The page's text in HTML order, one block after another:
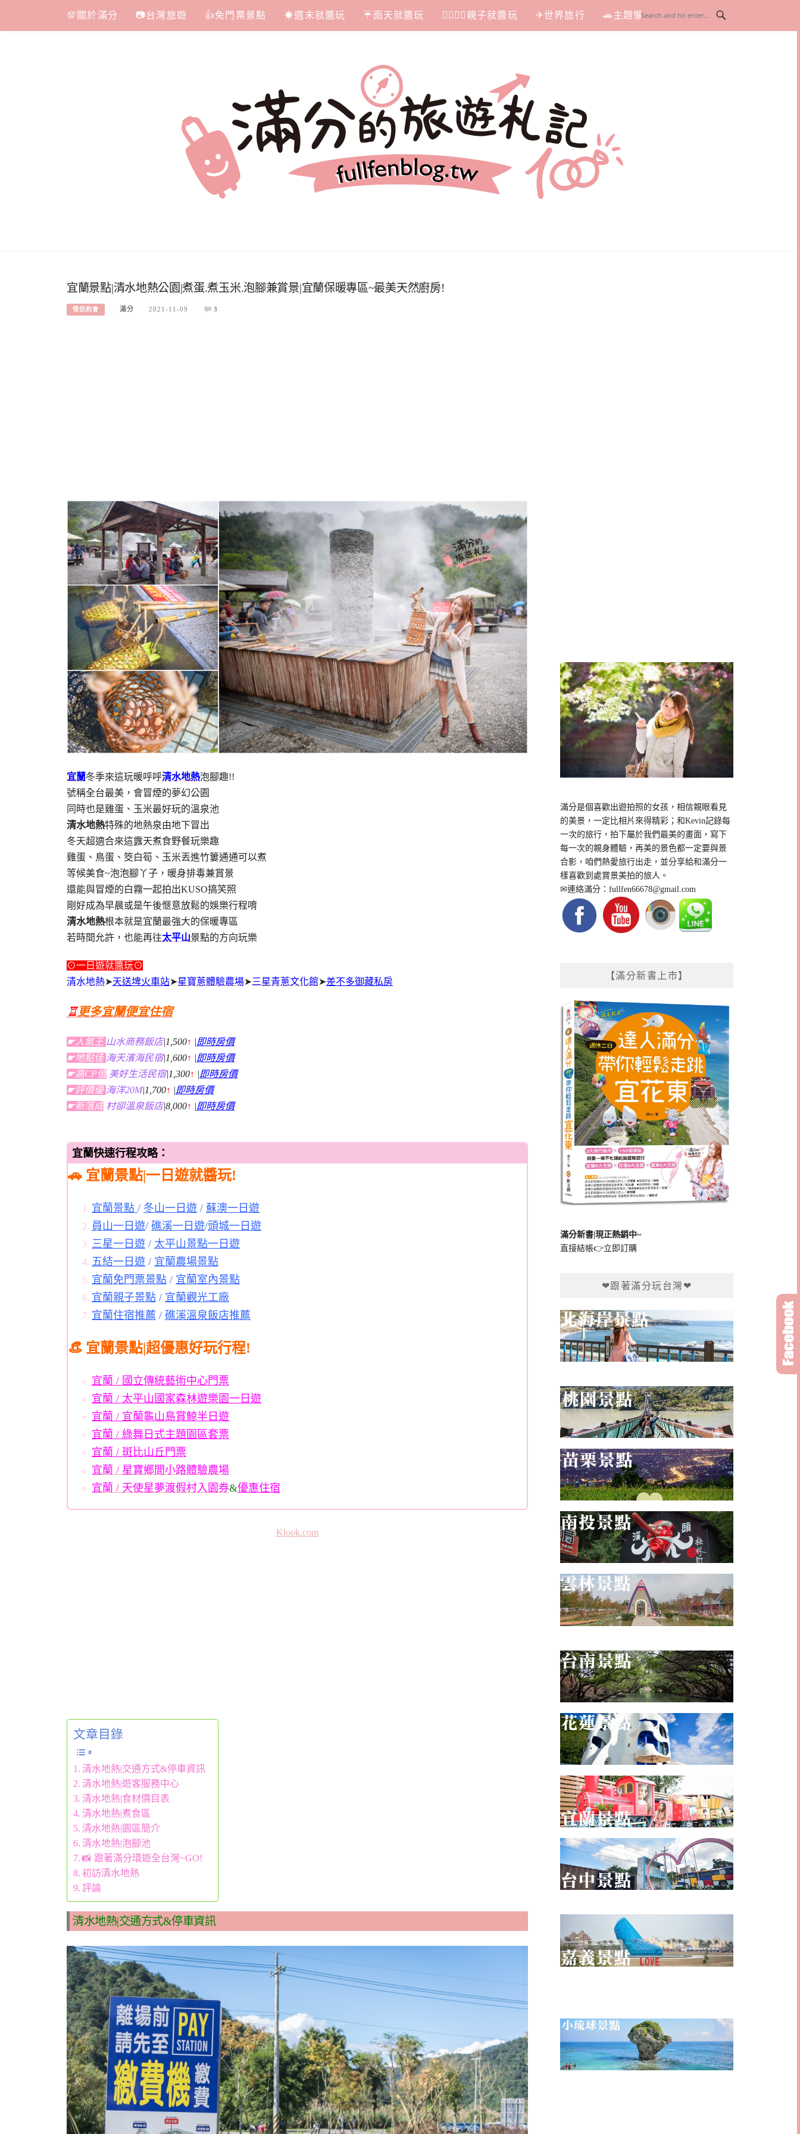
content
💯關於滿分 📷台灣旅遊 👍免門票景點 ☀週末就醬玩 ☔雨天就醬玩 👩‍❤‍💋‍👨親子就醬玩 ✈世界旅行 🚗主題懶人包
宜蘭景點|清水地熱公園|煮蛋.煮玉米.泡腳兼賞景|宜蘭保暖專區~最美天然廚房!
情侶約會 滿分 2021-11-09 3
宜蘭冬季來這玩暖呼呼清水地熱泡腳趣!!
號稱全台最美，會冒煙的夢幻公園
同時也是雞蛋、玉米最好玩的溫泉池
清水地熱特殊的地熱泉由地下冒出
冬天超適合來這露天煮食野餐玩樂趣
雞蛋、鳥蛋、筊白筍、玉米丟進竹簍通通可以煮
等候美食~泡泡腳丫子，暖身排毒兼賞景
還能與冒煙的白霧一起拍出KUSO搞笑照
剛好成為早晨或是午後愜意放鬆的娛樂行程唷
清水地熱根本就是宜蘭最強大的保暖專區
若時間允許，也能再往太平山景點的方向玩樂
⊙一日遊就醬玩⊙
清水地熱➤天送埤火車站➤星寶蔥體驗農場➤三星青蔥文化館➤差不多御藏私房
♖更多宜蘭便宜住宿
☛人氣王 山水商務飯店|1,500↑
即時房價
☛地點佳 海天濱海民宿|1,600↑
即時房價
☛高CP值 美好生活民宿|1,300↑
即時房價
☛評價優 海洋20M|1,700↑
即時房價
☛新落成 村卻溫泉飯店|8,000↑ 即時房價
宜蘭快速行程攻略：
🚗 宜蘭景點|一日遊就醬玩!
宜蘭景點 / 冬山一日遊 / 蘇澳一日遊
員山一日遊/ 礁溪一日遊/頭城一日遊
三星一日遊 / 太平山景點一日遊
五結一日遊 / 宜蘭農場景點
宜蘭免門票景點 / 宜蘭室內景點
宜蘭親子景點 / 宜蘭觀光工廠
宜蘭住宿推薦 / 礁溪溫泉飯店推薦
👒 宜蘭景點|超優惠好玩行程!
宜蘭 / 國立傳統藝術中心門票
宜蘭 / 太平山國家森林遊樂園一日遊
宜蘭 / 宜蘭龜山島賞鯨半日遊
宜蘭 / 綠舞日式主題園區套票
宜蘭 / 斑比山丘門票
宜蘭 / 星寶鄉間小路體驗農場
宜蘭 / 天使星夢渡假村入園券&優惠住宿
Klook.com
文章目錄
清水地熱|交通方式&停車資訊
清水地熱|遊客服務中心
清水地熱|食材價目表
清水地熱|煮食區
清水地熱|園區簡介
清水地熱|泡腳池
📸 跟著滿分環遊全台灣~GO!
初訪清水地熱
評論
清水地熱|交通方式&停車資訊
滿分是個喜歡出遊拍照的女孩，相信親眼看見
的美景，一定比相片來得精彩；和Kevin記錄每
一次的旅行，拍下屬於我們最美的畫面，寫下
每一次的親身體驗，再美的景色都一定要與景
合影，咱們熱愛旅行出走，並分享給和滿分一
樣喜歡到處賞景美拍的旅人。
✉連絡滿分：fullfen66678@gmail.com
【滿分新書上市】
滿分新書|現正熱銷中~
直接結帳👉立即訂購
❤跟著滿分玩台灣❤